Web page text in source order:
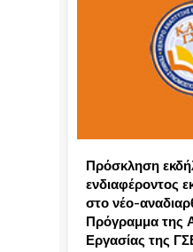
Πρόσκληση
ενδιαφέροντος
στο νέο-
Πρόγραμμα της
Εργασίας της